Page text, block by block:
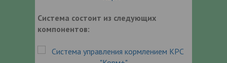
Система состоит из следующих
компонентов: